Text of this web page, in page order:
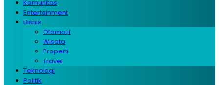
Komunitas
Entertainment
Bisnis
Otomotif
Wisata
Properti
Travel
Teknologi
Politik